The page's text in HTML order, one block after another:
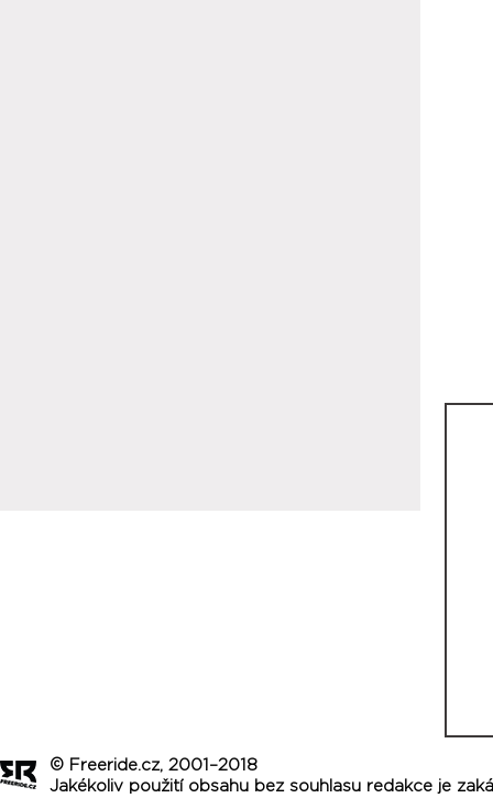
© Freeride.cz, 2001–2018
Jakékoliv použití obsahu bez souhlasu redakce je